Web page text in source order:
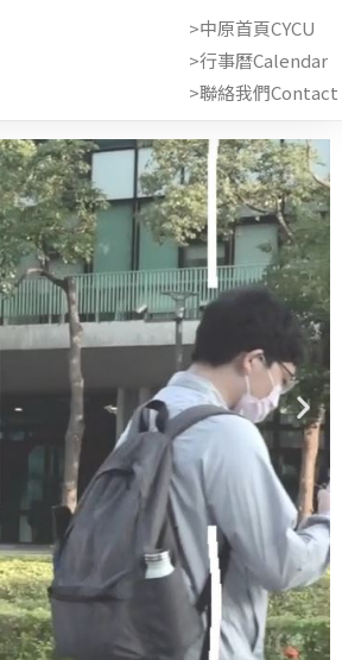
>中原首頁CYCU
>行事曆Calendar
>聯絡我們Contact